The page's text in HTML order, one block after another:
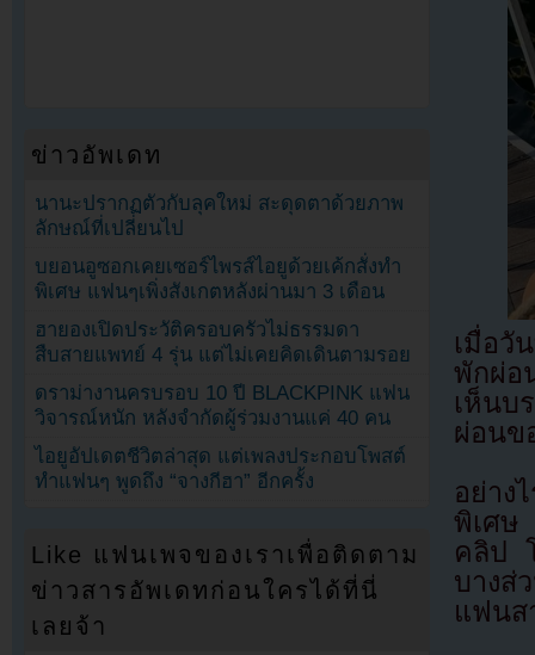
เมื่อวั
พักผ่อ
เห็นบ
ผ่อนข
อย่าง
พิเศษ
คลิป
บางส่
แฟนส
ข่าวอัพเดท
นานะปรากฏตัวกับลุคใหม่ สะดุดตาด้วยภาพ
ลักษณ์ที่เปลี่ยนไป
บยอนอูซอกเคยเซอร์ไพรส์ไอยูด้วยเค้กสั่งทำ
พิเศษ แฟนๆเพิ่งสังเกตหลังผ่านมา 3 เดือน
ฮายองเปิดประวัติครอบครัวไม่ธรรมดา
สืบสายแพทย์ 4 รุ่น แต่ไม่เคยคิดเดินตามรอย
ดราม่างานครบรอบ 10 ปี BLACKPINK แฟน
วิจารณ์หนัก หลังจำกัดผู้ร่วมงานแค่ 40 คน
ไอยูอัปเดตชีวิตล่าสุด แต่เพลงประกอบโพสต์
ทำแฟนๆ พูดถึง “จางกีฮา” อีกครั้ง
Like แฟนเพจของเราเพื่อติดตาม
ข่าวสารอัพเดทก่อนใครได้ที่นี่
เลยจ้า